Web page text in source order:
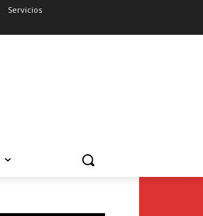
Servicios